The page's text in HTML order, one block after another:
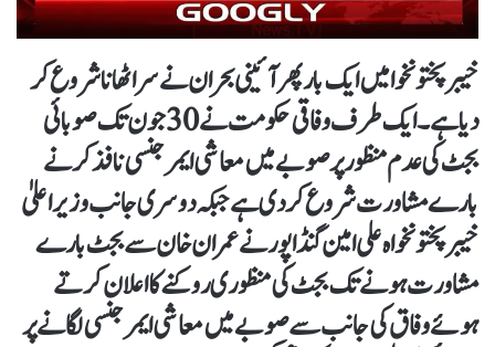
خیبر پختونخوا میں ایک بار پھر آئینی بحران نے سر اٹھانا شروع کر
دیا ہے۔ ایک طرف وفاقی حکومت نے 30 جون تک صوبائی
بجٹ کی عدم منظور پر صوبے میں معاشی ایمرجنسی نافذ کرنے
بارے مشاورت شروع کر دی ہے جبکہ دوسری جانب وزیر اعلیٰ
خیبرپختونخواہ علی امین گنڈاپور نے عمران خان سے بجٹ بارے
مشاورت ہونے تک بجٹ کی منظوری روکنے کا اعلان کرتے
ہوئے وفاق کی جانب سے صوبے میں معاشی ایمرجنسی لگانے پر